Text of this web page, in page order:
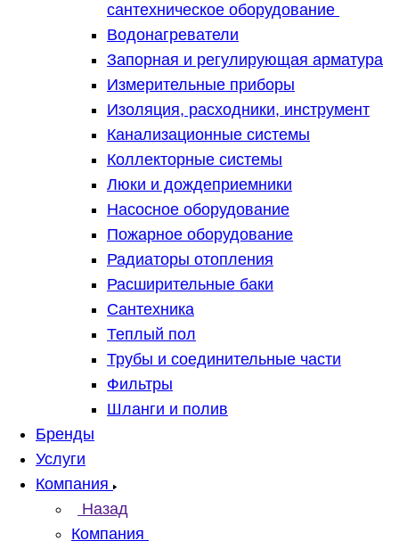
сантехническое оборудование
Водонагреватели
Запорная и регулирующая арматура
Измерительные приборы
Изоляция, расходники, инструмент
Канализационные системы
Коллекторные системы
Люки и дождеприемники
Насосное оборудование
Пожарное оборудование
Радиаторы отопления
Расширительные баки
Сантехника
Теплый пол
Трубы и соединительные части
Фильтры
Шланги и полив
Бренды
Услуги
Компания
Назад
Компания